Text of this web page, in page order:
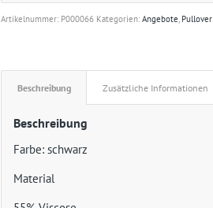
Artikelnummer: P000066 Kategorien:Angebote, Pullover
Beschreibung Zusätzliche Informationen
Beschreibung
Farbe: schwarz
Material